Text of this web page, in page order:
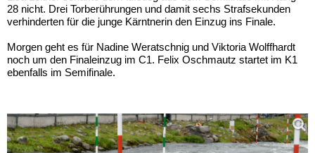
28 nicht. Drei Torberührungen und damit sechs Strafsekunden
verhinderten für die junge Kärntnerin den Einzug ins Finale.
Morgen geht es für Nadine Weratschnig und Viktoria Wolffhardt
noch um den Finaleinzug im C1. Felix Oschmautz startet im K1
ebenfalls im Semifinale.